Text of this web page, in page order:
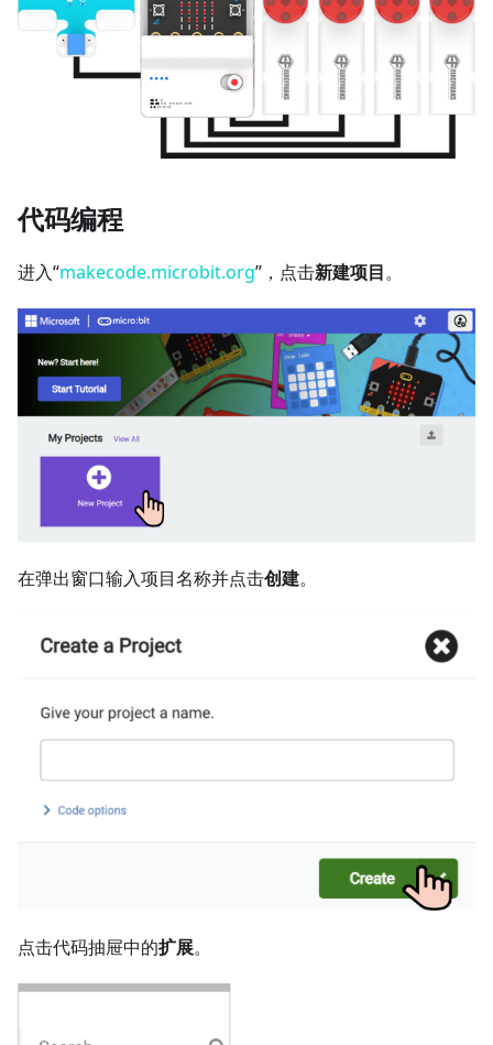
代码编程
进入“makecode.microbit.org”，点击新建项目。
在弹出窗口输入项目名称并点击创建。
点击代码抽屉中的扩展。